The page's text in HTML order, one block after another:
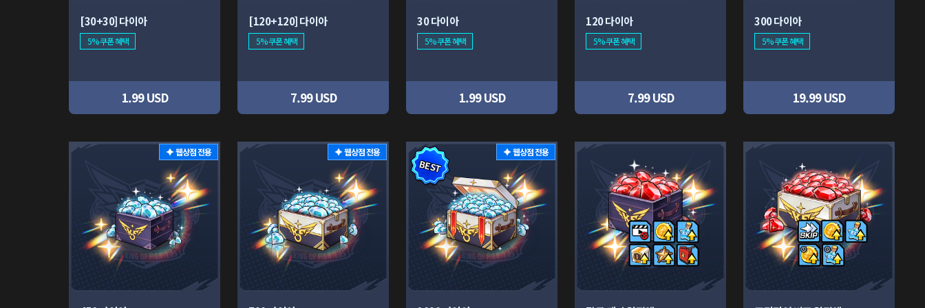
[30+30] 다이아
5% 쿠폰 혜택
1.99 USD
[120+120] 다이아
5% 쿠폰 혜택
7.99 USD
30 다이아
5% 쿠폰 혜택
1.99 USD
120 다이아
5% 쿠폰 혜택
7.99 USD
300 다이아
5% 쿠폰 혜택
19.99 USD
웹상점 전용 웹상점 전용
BEST
웹상점 전용